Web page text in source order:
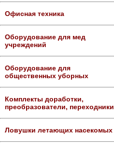
Офисная техника
Оборудование для мед
учреждений
Оборудование для
общественных уборных
Комплекты доработки,
преобразователи, переходники
Ловушки летающих насекомых